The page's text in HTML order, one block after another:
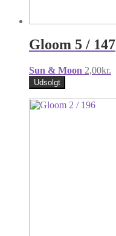
Gloom 5 / 147
Sun & Moon 2,00kr.
Udsolgt